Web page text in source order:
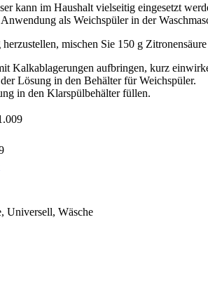
kann im Haushalt vielseitig eingesetzt
als Weichspüler in der
mischen Sie 150 g
Kalkablagerungen aufbringen, kurz
Lösung in den Behälter für Weichspüler.
in den Klarspülbehälter füllen.
Universell, Wäsche